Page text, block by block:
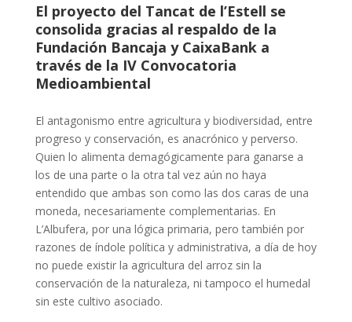
El proyecto del Tancat de l’Estell se
consolida gracias al respaldo de la
Fundación Bancaja y CaixaBank a
través de la IV Convocatoria
Medioambiental
El antagonismo entre agricultura y biodiversidad, entre
progreso y conservación, es anacrónico y perverso.
Quien lo alimenta demagógicamente para ganarse a
los de una parte o la otra tal vez aún no haya
entendido que ambas son como las dos caras de una
moneda, necesariamente complementarias. En
L’Albufera, por una lógica primaria, pero también por
razones de índole política y administrativa, a día de hoy
no puede existir la agricultura del arroz sin la
conservación de la naturaleza, ni tampoco el humedal
sin este cultivo asociado.